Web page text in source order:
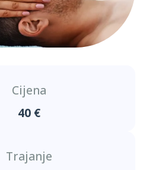
Cijena
40 €
Trajanje